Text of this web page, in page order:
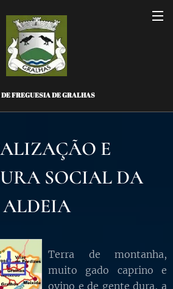
FREGUESIA DE GRALHAS
E
SOCIAL DA
ALDEIA
Terra de montanha,
muito gado caprino e
ovino e de gente dura, a